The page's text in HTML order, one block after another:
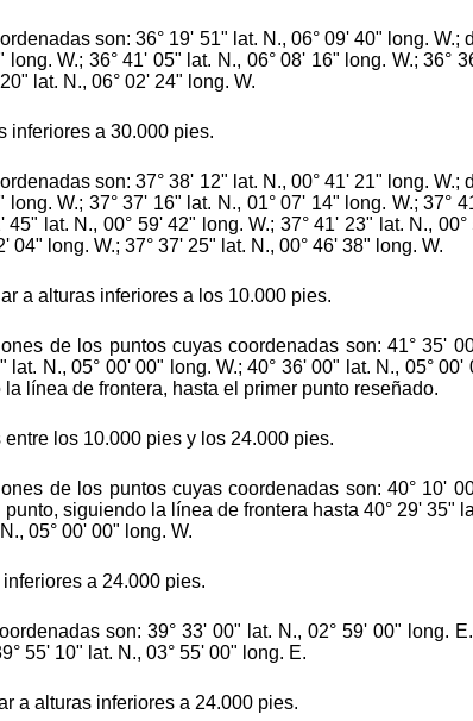
son: 36° 19' 51" lat. N., 06° 09' 40" long. W.;
W.; 36° 41' 05" lat. N., 06° 08' 16" long. W.; 36°
lat. N., 06° 02' 24" long. W.
a 30.000 pies.
son: 37° 38' 12" lat. N., 00° 41' 21" long. W.;
W.; 37° 37' 16" lat. N., 01° 07' 14" long. W.; 37°
lat. N., 00° 59' 42" long. W.; 37° 41' 23" lat. N.,
04" long. W.; 37° 37' 25" lat. N., 00° 46' 38" long. W.
a alturas inferiores a los 10.000 pies.
de los puntos cuyas coordenadas son: 41° 35'
N., 05° 00' 00" long. W.; 40° 36' 00" lat. N., 05° 00'
línea de frontera, hasta el primer punto reseñado.
los 10.000 pies y los 24.000 pies.
de los puntos cuyas coordenadas son: 40° 10'
siguiendo la línea de frontera hasta 40° 29' 35"
05° 00' 00" long. W.
a 24.000 pies.
son: 39° 33' 00" lat. N., 02° 59' 00" long.
55' 10" lat. N., 03° 55' 00" long. E.
alturas inferiores a 24.000 pies.